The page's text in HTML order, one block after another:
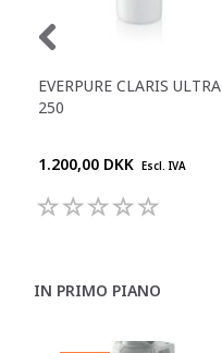
EVERPURE CLARIS ULTRA
250
1.200,00 DKK Escl. IVA
IN PRIMO PIANO